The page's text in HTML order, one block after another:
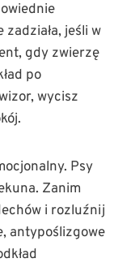
jeśli w
gdy zwierzę
po
wycisz
Psy
Zanim
i rozluźnij
antypoślizgowe